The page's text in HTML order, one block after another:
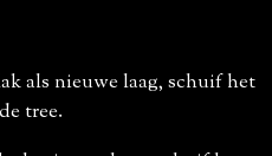
als nieuwe laag, schuif het
tree.